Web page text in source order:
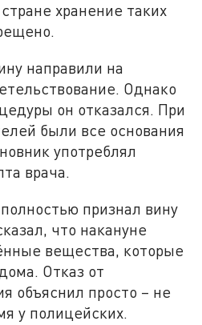
хранение таких
направили на
Однако
он отказался. При
были все основания
употреблял
врача.
признал вину
что накануне
вещества, которые
Отказ от
объяснил просто – не
у полицейских.